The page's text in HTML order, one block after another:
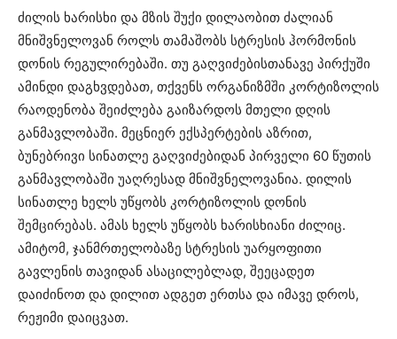
ძილის ხარისხი და მზის შუქი დილაობით ძალიან
მნიშვნელოვან როლს თამაშობს სტრესის ჰორმონის
დონის რეგულირებაში. თუ გაღვიძებისთანავე პირქუში
ამინდი დაგხვდებათ, თქვენს ორგანიზმში კორტიზოლის
რაოდენობა შეიძლება გაიზარდოს მთელი დღის
განმავლობაში. მეცნიერ ექსპერტების აზრით,
ბუნებრივი სინათლე გაღვიძებიდან პირველი 60 წუთის
განმავლობაში უაღრესად მნიშვნელოვანია. დილის
სინათლე ხელს უწყობს კორტიზოლის დონის
შემცირებას. ამას ხელს უწყობს ხარისხიანი ძილიც.
ამიტომ, ჯანმრთელობაზე სტრესის უარყოფითი
გავლენის თავიდან ასაცილებლად, შეეცადეთ
დაიძინოთ და დილით ადგეთ ერთსა და იმავე დროს,
რეჟიმი დაიცვათ.